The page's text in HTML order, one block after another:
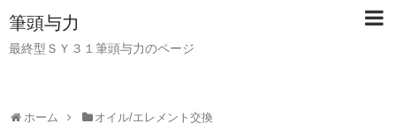
筆頭与力
最終型ＳＹ３１筆頭与力のページ
ホーム オイル/エレメント交換